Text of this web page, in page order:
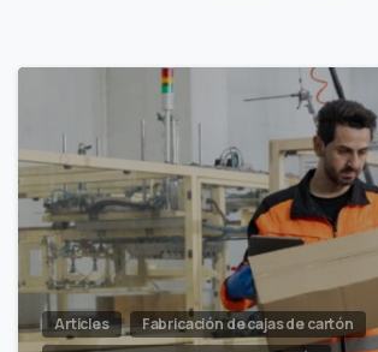
Articles
Fabricación de cajas de cartón